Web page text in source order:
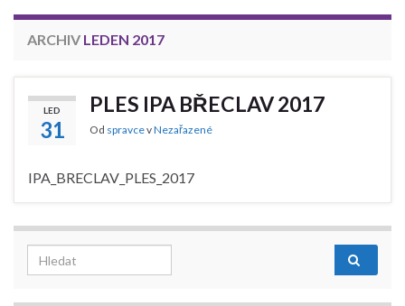
ARCHIV LEDEN 2017
LED
31
PLES IPA BŘECLAV 2017
Od spravcevNezařazené
IPA_BRECLAV_PLES_2017
Search for: